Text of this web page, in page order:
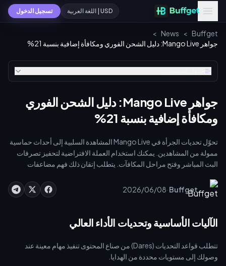
USD | اللغة العربية تسجيل الدخول
Buffget
>
News
>
جواهر Mango Live: دليل الشحن الفوري ومكافأة إضافية بنسبة 21%
جواهر Mango Live: دليل الشحن الفوري
ومكافأة إضافية بنسبة 21%
تحوّل تحديات الجرأة في Mango Live المشاهدة السلبية إلى أحداث حماسية
ممولة من المشاهدين. يمكنك استخدام العملة الافتراضية لتحفيز تصرفات
البث المباشر وفتح مراحل المكافآت. يتطلب إتقان ذلك فهم مضاعفات
الرسمية داخل التطبيق ما بين 3,048 إلى 3,077 جوهرة لكل دولار أمريكي،
بينما يقدم الموردون الخارجيون المعتمدون ما بين 3,648 إلى 4,422 جوهرة
فوري لجواهر Mango Live](https://buffget.com/goods/mango-
Buffget
·
2026/06/08
الآليات الأساسية وتحديات الأداء العالي
تتطلب قواعد التحديات (Dares) من صناع المحتوى تنفيذ مهام معينة عند
وصولك إلى مستويات محددة من الهدايا.